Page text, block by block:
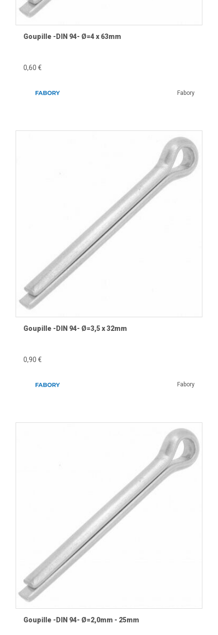
Goupille -DIN 94- Ø=4 x 63mm
0,60 €
Fabory
Goupille -DIN 94- Ø=3,5 x 32mm
0,90 €
Fabory
Goupille -DIN 94- Ø=2,0mm - 25mm